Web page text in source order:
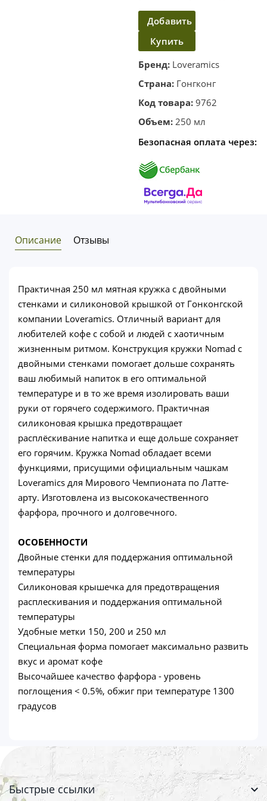
Добавить
в
корзину
Купить
в один
клик
Бренд: Loveramics
Страна: Гонгконг
Код товара: 9762
Объем: 250 мл
Безопасная оплата через:
Описание Отзывы
Практичная 250 мл мятная кружка с двойными
стенками и силиконовой крышкой от Гонконгской
компании Loveramics. Отличный вариант для
любителей кофе с собой и людей с хаотичным
жизненным ритмом. Конструкция кружки Nomad с
двойными стенками помогает дольше сохранять
ваш любимый напиток в его оптимальной
температуре и в то же время изолировать ваши
руки от горячего содержимого. Практичная
силиконовая крышка предотвращает
расплёскивание напитка и еще дольше сохраняет
его горячим. Кружка Nomad обладает всеми
функциями, присущими официальным чашкам
Loveramics для Мирового Чемпионата по Латте-
арту. Изготовлена из высококачественного
фарфора, прочного и долговечного.
ОСОБЕННОСТИ
Двойные стенки для поддержания оптимальной
температуры
Силиконовая крышечка для предотвращения
расплескивания и поддержания оптимальной
температуры
Удобные метки 150, 200 и 250 мл
Специальная форма помогает максимально развить
вкус и аромат кофе
Высочайшее качество фарфора - уровень
поглощения < 0.5%, обжиг при температуре 1300
градусов
Быстрые ссылки